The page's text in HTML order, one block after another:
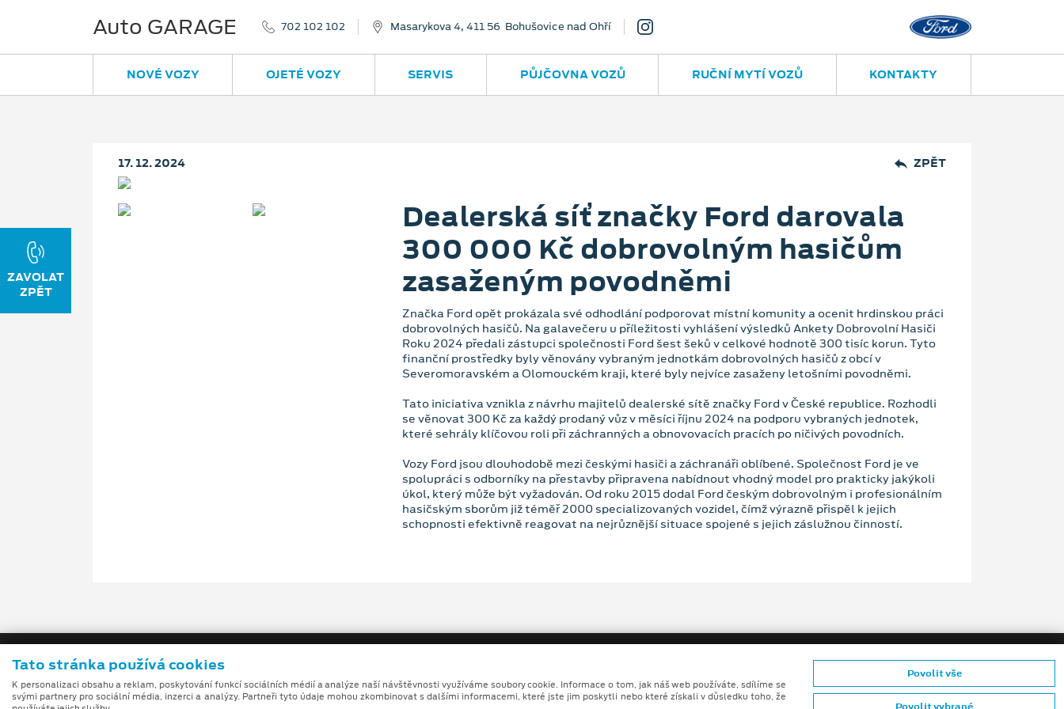
Auto GARAGE 702 102 102 Masarykova 4, 411 56 Bohušovice nad Ohří
NOVÉ VOZY OJETÉ VOZY SERVIS PŮJČOVNA VOZŮ RUČNÍ MYTÍ VOZŮ KONTAKTY
17. 12. 2024 ZPĚT
Dealerská síť značky Ford darovala
300 000 Kč dobrovolným hasičům
zasaženým povodněmi
Značka Ford opět prokázala své odhodlání podporovat místní komunity a ocenit hrdinskou práci
dobrovolných hasičů. Na galavečeru u příležitosti vyhlášení výsledků Ankety Dobrovolní Hasiči
Roku 2024 předali zástupci společnosti Ford šest šeků v celkové hodnotě 300 tisíc korun. Tyto
finanční prostředky byly věnovány vybraným jednotkám dobrovolných hasičů z obcí v
Severomoravském a Olomouckém kraji, které byly nejvíce zasaženy letošními povodněmi.
Tato iniciativa vznikla z návrhu majitelů dealerské sítě značky Ford v České republice. Rozhodli
se věnovat 300 Kč za každý prodaný vůz v měsíci říjnu 2024 na podporu vybraných jednotek,
které sehrály klíčovou roli při záchranných a obnovovacích pracích po ničivých povodních.
Vozy Ford jsou dlouhodobě mezi českými hasiči a záchranáři oblíbené. Společnost Ford je ve
spolupráci s odborníky na přestavby připravena nabídnout vhodný model pro prakticky jakýkoli
úkol, který může být vyžadován. Od roku 2015 dodal Ford českým dobrovolným i profesionálním
hasičským sborům již téměř 2000 specializovaných vozidel, čímž výrazně přispěl k jejich
schopnosti efektivně reagovat na nejrůznější situace spojené s jejich záslužnou činností.
Tato stránka používá cookies
K personalizaci obsahu a reklam, poskytování funkcí sociálních médií a analýze naší návštěvnosti využíváme soubory cookie. Informace o tom, jak náš web používáte, sdílíme se
svými partnery pro sociální média, inzerci a analýzy. Partneři tyto údaje mohou zkombinovat s dalšími informacemi, které jste jim poskytli nebo které získali v důsledku toho, že
Povolit vše